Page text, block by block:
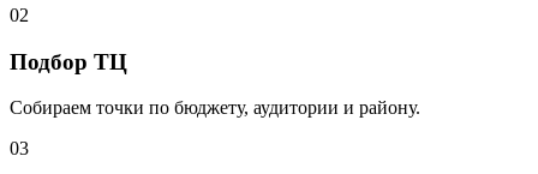
02
Подбор ТЦ
Собираем точки по бюджету, аудитории и району.
03